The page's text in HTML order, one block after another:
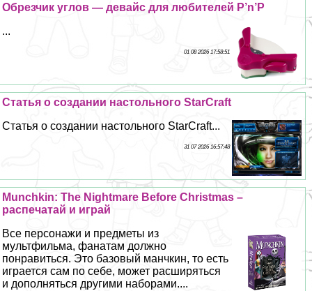
Обрезчик углов — девайс для любителей P’n’P
...
01 08 2026 17:58:51
Статья о создании настольного StarCraft
Статья о создании настольного StarCraft...
31 07 2026 16:57:48
Munchkin: The Nightmare Before Christmas –
распечатай и играй
Все персонажи и предметы из
мультфильма, фанатам должно
понравиться. Это базовый манчкин, то есть
играется сам по себе, может расширяться
и дополняться другими наборами....